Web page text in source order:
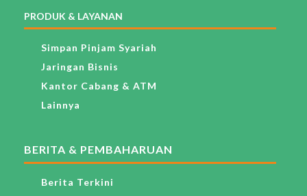
PRODUK & LAYANAN
Simpan Pinjam Syariah
Jaringan Bisnis
Kantor Cabang & ATM
Lainnya
BERITA & PEMBAHARUAN
Berita Terkini